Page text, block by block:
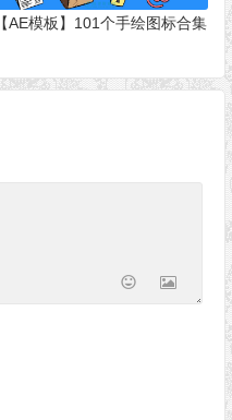
【AE模板】101个手绘图标合集